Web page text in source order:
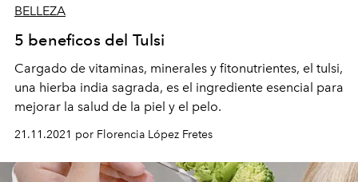
BELLEZA
5 beneficos del Tulsi
Cargado de vitaminas, minerales y fitonutrientes, el tulsi,
una hierba india sagrada, es el ingrediente esencial para
mejorar la salud de la piel y el pelo.
21.11.2021 por Florencia López Fretes